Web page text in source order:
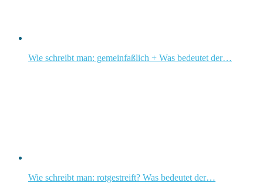
Wie schreibt man: gemeinfaßlich + Was bedeutet der…
Wie schreibt man: rotgestreift? Was bedeutet der…